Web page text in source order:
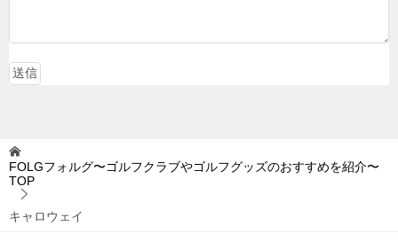
FOLGフォルグ〜ゴルフクラブやゴルフグッズのおすすめを紹介〜
TOP
キャロウェイ